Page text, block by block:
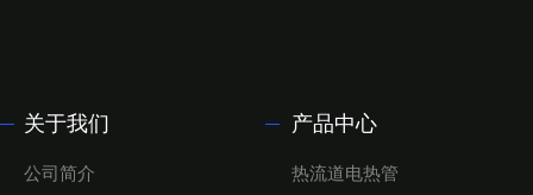
关于我们
公司简介
产品中心
热流道电热管